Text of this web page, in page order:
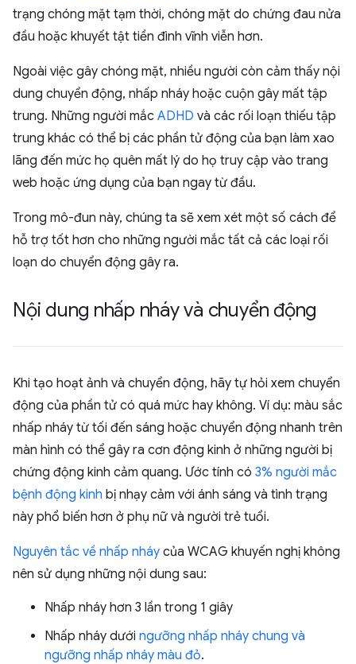
trạng chóng mặt tạm thời, chóng mặt do chứng đau nửa
đầu hoặc khuyết tật tiền đình vĩnh viễn hơn.
Ngoài việc gây chóng mặt, nhiều người còn cảm thấy nội
dung chuyển động, nhấp nháy hoặc cuộn gây mất tập
trung. Những người mắc ADHD và các rối loạn thiếu tập
trung khác có thể bị các phần tử động của bạn làm xao
lãng đến mức họ quên mất lý do họ truy cập vào trang
web hoặc ứng dụng của bạn ngay từ đầu.
Trong mô-đun này, chúng ta sẽ xem xét một số cách để
hỗ trợ tốt hơn cho những người mắc tất cả các loại rối
loạn do chuyển động gây ra.
Nội dung nhấp nháy và chuyển động
Khi tạo hoạt ảnh và chuyển động, hãy tự hỏi xem chuyển
động của phần tử có quá mức hay không. Ví dụ: màu sắc
nhấp nháy từ tối đến sáng hoặc chuyển động nhanh trên
màn hình có thể gây ra cơn động kinh ở những người bị
chứng động kinh cảm quang. Ước tính có 3% người mắc
bệnh động kinh bị nhạy cảm với ánh sáng và tình trạng
này phổ biến hơn ở phụ nữ và người trẻ tuổi.
Nguyên tắc về nhấp nháy của WCAG khuyến nghị không
nên sử dụng những nội dung sau:
Nhấp nháy hơn 3 lần trong 1 giây
Nhấp nháy dưới ngưỡng nhấp nháy chung và
ngưỡng nhấp nháy màu đỏ.